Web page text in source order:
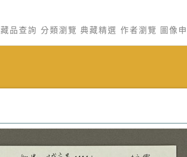
藏品查詢 分類瀏覽 典藏精選 作者瀏覽 圖像